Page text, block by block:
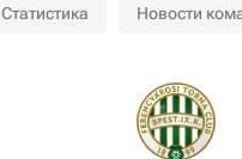
Статистика Новости